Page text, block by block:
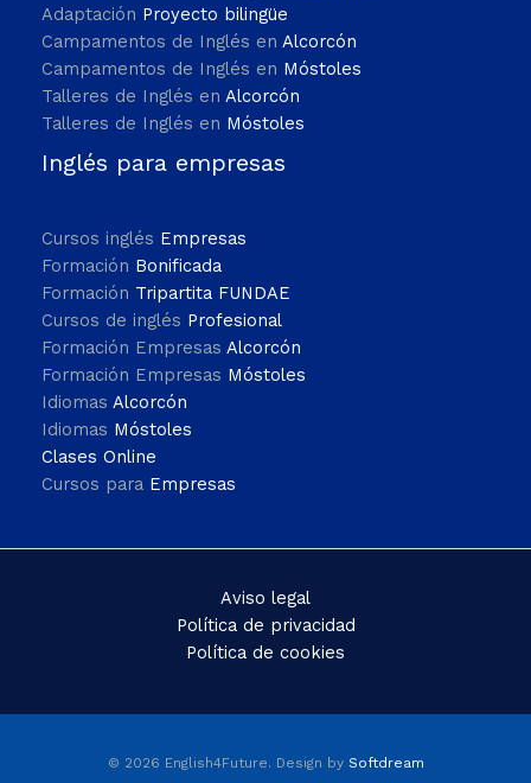
Adaptación Proyecto bilingüe
Campamentos de Inglés en Alcorcón
Campamentos de Inglés en Móstoles
Talleres de Inglés en Alcorcón
Talleres de Inglés en Móstoles
Inglés para empresas
Cursos inglés Empresas
Formación Bonificada
Formación Tripartita FUNDAE
Cursos de inglés Profesional
Formación Empresas Alcorcón
Formación Empresas Móstoles
Idiomas Alcorcón
Idiomas Móstoles
Clases Online
Cursos para Empresas
Aviso legal
Política de privacidad
Política de cookies
© 2026 English4Future. Design by Softdream